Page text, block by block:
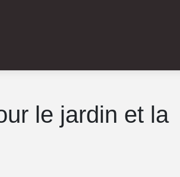
le jardin et la